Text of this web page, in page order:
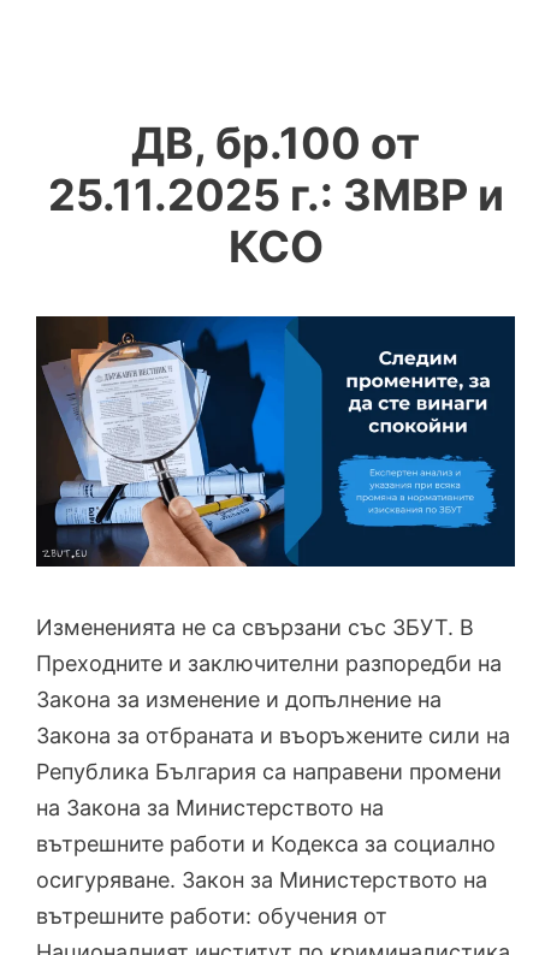
ДВ, бр.100 от
25.11.2025 г.: ЗМВР и
КСО
Измененията не са свързани със ЗБУТ. В
Преходните и заключителни разпоредби на
Закона за изменение и допълнение на
Закона за отбраната и въоръжените сили на
Република България са направени промени
на Закона за Министерството на
вътрешните работи и Кодекса за социално
осигуряване. Закон за Министерството на
вътрешните работи: обучения от